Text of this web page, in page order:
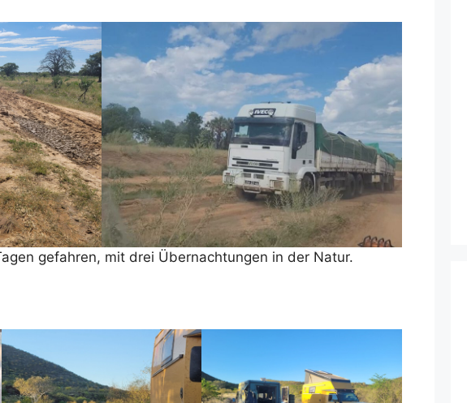
gefahren, mit drei Übernachtungen in der Natur.